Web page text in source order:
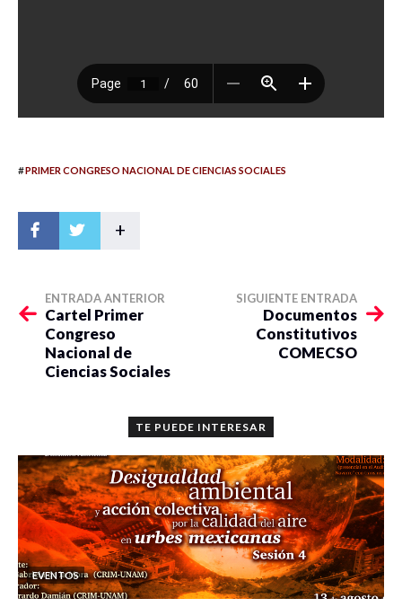
#PRIMER CONGRESO NACIONAL DE CIENCIAS SOCIALES
+
ENTRADA ANTERIOR
Cartel Primer
Congreso
Nacional de
Ciencias Sociales
SIGUIENTE ENTRADA
Documentos
Constitutivos
COMECSO
TE PUEDE INTERESAR
EVENTOS